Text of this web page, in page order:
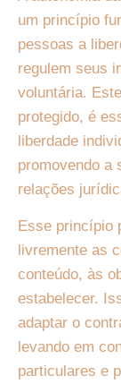
um princípio
pessoas a
regulem seus
voluntária.
protegido, é
liberdade
promovendo a
relações
Esse princípio
livremente as
conteúdo, às
estabelecer.
adaptar o
levando em
particulares e